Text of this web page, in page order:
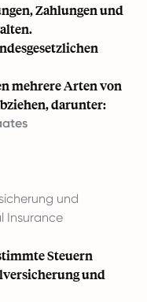
Zahlungen und
mehrere Arten von
darunter:
und
Insurance
Steuern
und